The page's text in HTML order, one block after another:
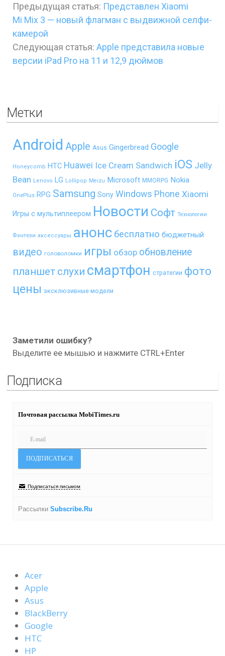
Предыдущая статья: Представлен Xiaomi
Mi Mix 3 — новый флагман с выдвижной селфи-
камерой
Следующая статья: Apple представила новые
версии iPad Pro на 11 и 12,9 дюймов
Метки
Android Apple Asus Gingerbread Google
Honeycomb HTC Huawei Ice Cream Sandwich iOS Jelly
Bean Lenovo LG Lollipop Meizu Microsoft MMORPG Nokia
OnePlus RPG Samsung Sony Windows Phone Xiaomi
Игры с мультиплеером Новости Софт Технологии
Фэнтези аксессуары анонс бесплатно бюджетный
видео головоломки игры обзор обновление
планшет слухи смартфон стратегии фото
цены эксклюзивные модели
Заметили ошибку?
Выделите ее мышью и нажмите CTRL+Enter
Подписка
Почтовая рассылка MobiTimes.ru
Подписаться письмом
Рассылки Subscribe.Ru
Acer
Apple
Asus
BlackBerry
Google
HTC
HP